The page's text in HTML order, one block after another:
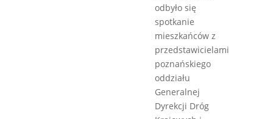
odbyło się
spotkanie
mieszkańców z
przedstawicielami
poznańskiego
oddziału
Generalnej
Dyrekcji Dróg